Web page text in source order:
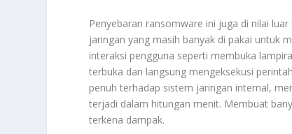
Penyebaran ransomware ini juga di nilai
jaringan yang masih banyak di pakai untuk
interaksi pengguna seperti membuka
terbuka dan langsung mengeksekusi
penuh terhadap sistem jaringan internal,
terjadi dalam hitungan menit. Membuat
terkena dampak.